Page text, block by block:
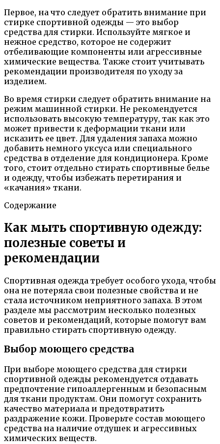
Первое, на что следует обратить внимание при
стирке спортивной одежды — это выбор
средства для стирки. Используйте мягкое и
нежное средство, которое не содержит
отбеливающие компоненты или агрессивные
химические вещества. Также стоит учитывать
рекомендации производителя по уходу за
изделием.
Во время стирки следует обратить внимание на
режим машинной стирки. Не рекомендуется
использовать высокую температуру, так как это
может привести к деформации ткани или
исказить ее цвет. Для удаления запаха можно
добавить немного уксуса или специального
средства в отделение для кондиционера. Кроме
того, стоит отдельно стирать спортивные белье
и одежду, чтобы избежать перетирания и
«качания» ткани.
Содержание
Как мыть спортивную одежду:
полезные советы и
рекомендации
Спортивная одежда требует особого ухода, чтобы
она не потеряла свои полезные свойства и не
стала источником неприятного запаха. В этом
разделе мы рассмотрим несколько полезных
советов и рекомендаций, которые помогут вам
правильно стирать спортивную одежду.
Выбор моющего средства
При выборе моющего средства для стирки
спортивной одежды рекомендуется отдавать
предпочтение гипоаллергенным и безопасным
для ткани продуктам. Они помогут сохранить
качество материала и предотвратить
раздражение кожи. Проверьте состав моющего
средства на наличие отдушек и агрессивных
химических веществ.